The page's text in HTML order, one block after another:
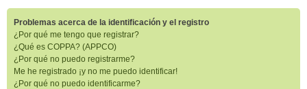
Problemas acerca de la identificación y el registro
¿Por qué me tengo que registrar?
¿Qué es COPPA? (APPCO)
¿Por qué no puedo registrarme?
Me he registrado ¡y no me puedo identificar!
¿Por qué no puedo identificarme?